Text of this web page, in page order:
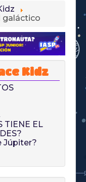
galáctico
Kidz
TIENE EL
Júpiter?